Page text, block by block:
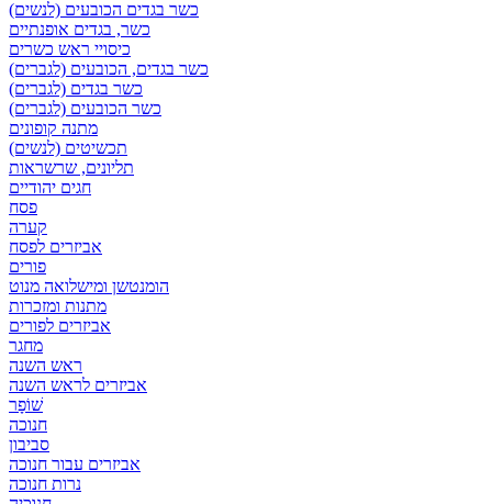
כשר בגדים הכובעים (לנשים)
כשר, בגדים אופנתיים
כיסויי ראש כשרים
כשר בגדים, הכובעים (לגברים)
כשר בגדים (לגברים)
כשר הכובעים (לגברים)
מתנה קופונים
תכשיטים (לנשים)
תליונים, שרשראות
חגים יהודיים
פסח
קערה
אביזרים לפסח
פורים
הומנטשן ומישלואה מנוט
מתנות ומזכרות
אביזרים לפורים
מחגר
ראש השנה
אביזרים לראש השנה
שׁוֹפָר
חנוכה
סביבון
אביזרים עבור חנוכה
נרות חנוכה